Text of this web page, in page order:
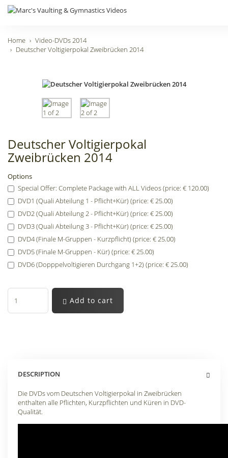
Home
Video-DVDs 2014
Deutscher Voltigierpokal Zweibrücken 2014
Deutscher Voltigierpokal
Zweibrücken 2014
Options
Special Offer: Complete Package with ALL Videos (price: € 120.00)
DVD1 (Quali Abteilung 1 - Pflicht+Kür) (price: € 25.00)
DVD2 (Quali Abteilung 2 - Pflicht+Kür) (price: € 25.00)
DVD3 (Quali Abteilung 3 - Pflicht+Kür) (price: € 25.00)
DVD4 (Finale M-Gruppen - Kurzpflicht) (price: € 25.00)
DVD5 (Finale M-Gruppen - Kür) (price: € 25.00)
DVD6 (Dopppelvoltigieren Durchgang 1+2) (price: € 25.00)
Add to cart
DESCRIPTION
Die DVDs vom Deutschen Voltigierpokal in Zweibrücken
enthalten alle Pflichten, Kurzpflichten und Küren in DVD-
Qualität.